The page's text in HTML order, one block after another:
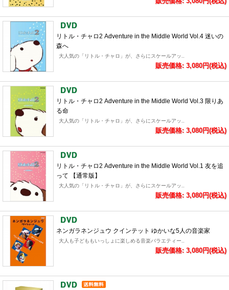
リトル・チャロ2 Adventure in the Middle World Vol.4 迷いの
森へ
大人気の「リトル・チャロ」が、さらにスケールアッ..
販売価格: 3,080円(税込)
リトル・チャロ2 Adventure in the Middle World Vol.3 限りあ
る命
大人気の「リトル・チャロ」が、さらにスケールアッ..
販売価格: 3,080円(税込)
リトル・チャロ2 Adventure in the Middle World Vol.1 友を追
って 【通常版】
大人気の「リトル・チャロ」が、さらにスケールアッ..
販売価格: 3,080円(税込)
ネンガラネンジュウ クインテット ゆかいな5人の音楽家
大人も子どももいっしょに楽しめる音楽バラエティー..
販売価格: 3,080円(税込)